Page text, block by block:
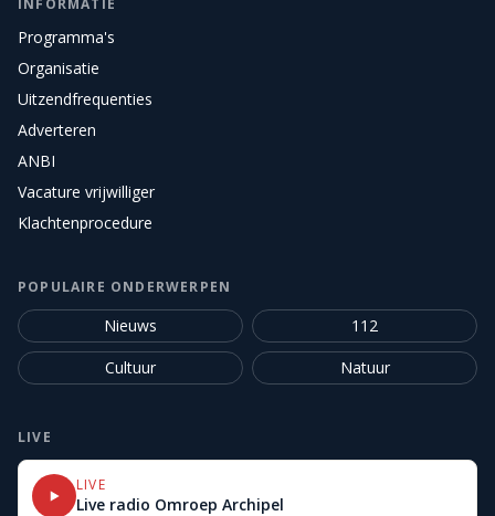
Programma's
Organisatie
Uitzendfrequenties
Adverteren
ANBI
Vacature vrijwilliger
Klachtenprocedure
POPULAIRE ONDERWERPEN
Nieuws
112
Cultuur
Natuur
LIVE
LIVE
Live radio Omroep Archipel